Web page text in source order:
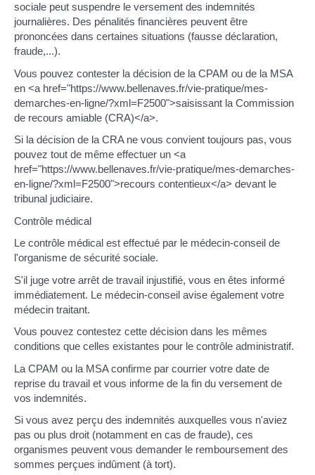
sociale peut suspendre le versement des indemnités
journalières. Des pénalités financières peuvent être
prononcées dans certaines situations (fausse déclaration,
fraude,...).
Vous pouvez contester la décision de la CPAM ou de la MSA
en <a href="https://www.bellenaves.fr/vie-pratique/mes-
demarches-en-ligne/?xml=F2500">saisissant la Commission
de recours amiable (CRA)</a>.
Si la décision de la CRA ne vous convient toujours pas, vous
pouvez tout de même effectuer un <a
href="https://www.bellenaves.fr/vie-pratique/mes-demarches-
en-ligne/?xml=F2500">recours contentieux</a> devant le
tribunal judiciaire.
Contrôle médical
Le contrôle médical est effectué par le médecin-conseil de
l'organisme de sécurité sociale.
S'il juge votre arrêt de travail injustifié, vous en êtes informé
immédiatement. Le médecin-conseil avise également votre
médecin traitant.
Vous pouvez contestez cette décision dans les mêmes
conditions que celles existantes pour le contrôle administratif.
La CPAM ou la MSA confirme par courrier votre date de
reprise du travail et vous informe de la fin du versement de
vos indemnités.
Si vous avez perçu des indemnités auxquelles vous n'aviez
pas ou plus droit (notamment en cas de fraude), ces
organismes peuvent vous demander le remboursement des
sommes perçues indûment (à tort).